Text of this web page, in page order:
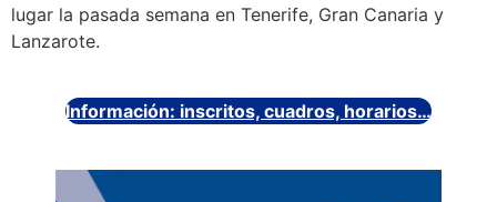
lugar la pasada semana en Tenerife, Gran Canaria y
Lanzarote.
Información: inscritos, cuadros, horarios…